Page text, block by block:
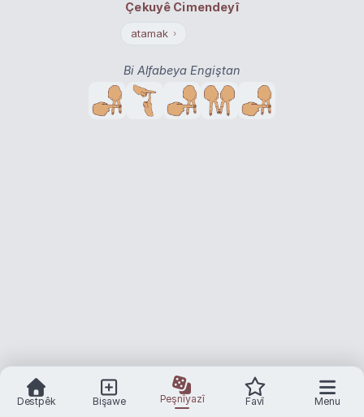
Çekuyê Cimendeyî
atamak ›
Bi Alfabeya Engiştan
Destpêk Bişawe Peşnîyazî Favî Menu